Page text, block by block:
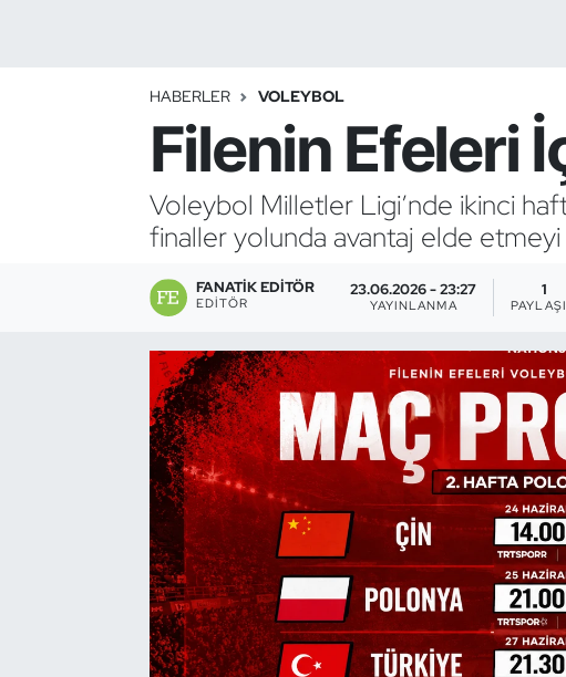
HABERLER VOLEYBOL
Filenin Efeleri
Voleybol Milletler Ligi’nde ikinci
finaller yolunda avantaj elde
FANATIK EDITÖR
EDITÖR
23.06.2026 - 23:27
YAYINLANMA
1
Bocce Bowling Dart
Buz Hokeyi
Buz Pateni
Çim Hokeyi
Cimnastik